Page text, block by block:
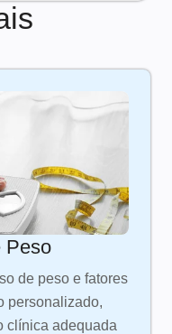
Peso
de peso e fatores
personalizado,
clínica adequada